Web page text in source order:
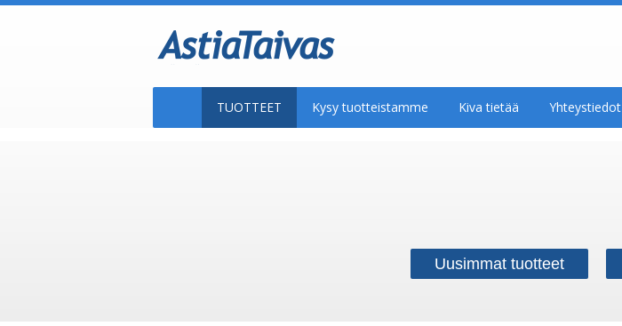
TUOTTEET Kysy tuotteistamme Kiva tietää Yhteystiedot
Uusimmat tuotteet